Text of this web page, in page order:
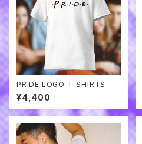
PRIDE LOGO T-SHIRTS
¥4,400